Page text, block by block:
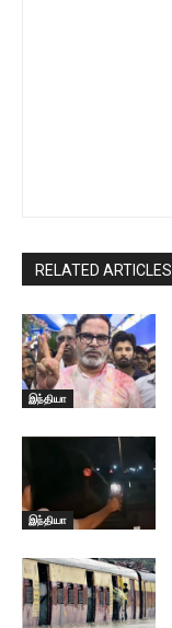
RELATED ARTICLES
இந்தியா
இந்தியா